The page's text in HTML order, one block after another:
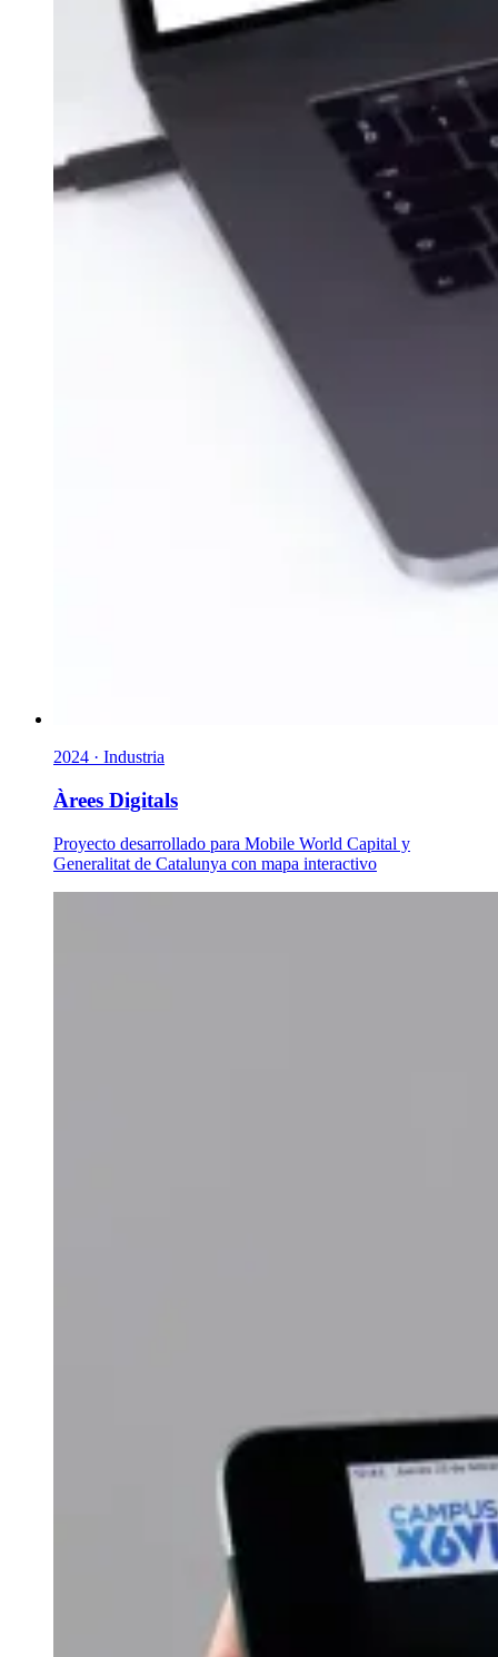
2024 · Industria
Àrees Digitals
Proyecto desarrollado para Mobile World Capital y
Generalitat de Catalunya con mapa interactivo